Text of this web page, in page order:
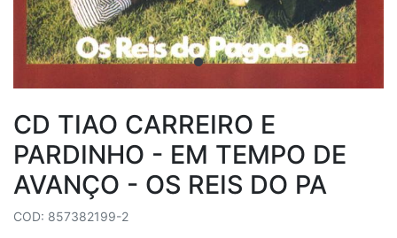
CD TIAO CARREIRO E
PARDINHO - EM TEMPO DE
AVANÇO - OS REIS DO PA
COD: 857382199-2